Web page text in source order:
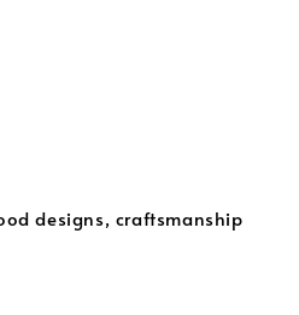
designs, craftsmanship